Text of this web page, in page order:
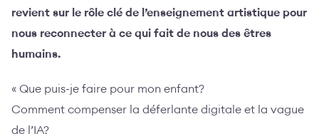
revient sur le rôle clé de l’enseignement artistique pour
nous reconnecter à ce qui fait de nous des êtres
humains.
« Que puis-je faire pour mon enfant?
Comment compenser la déferlante digitale et la vague
de l’IA?